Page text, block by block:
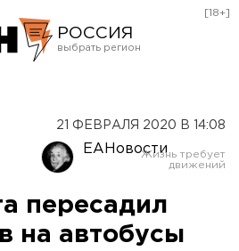
РОССИЯ
Оренбург
[18+]
21 ФЕВРАЛЯ 2020 В 14:08
ЕАНовости
пересадил
на автобусы